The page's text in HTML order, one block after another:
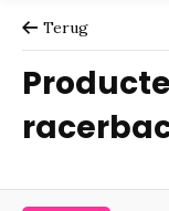
Terug